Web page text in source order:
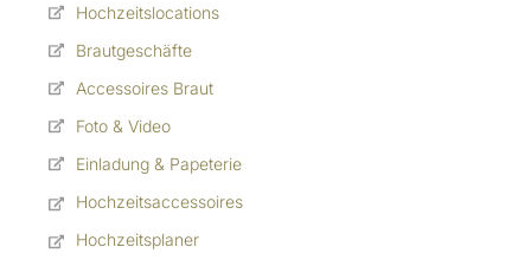
Hochzeitslocations
Brautgeschäfte
Accessoires Braut
Foto & Video
Einladung & Papeterie
Hochzeitsaccessoires
Hochzeitsplaner